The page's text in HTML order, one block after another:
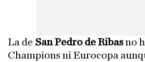
La de San Pedro de Ribasno
Champions ni Eurocopa